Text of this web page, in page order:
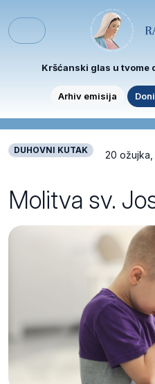
Menu
Kršćanski glas u tvome
Arhiv emisija
DUHOVNI KUTAK 20 ožujka,
Molitva sv.